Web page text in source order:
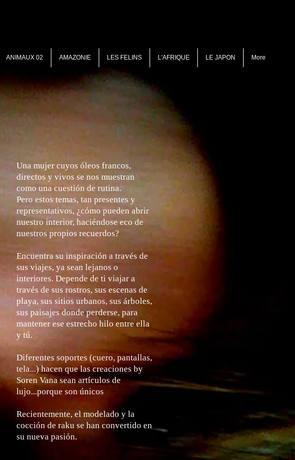
ANIMAUX 02 AMAZONIE LES FELINS L'AFRIQUE LE JAPON More
Una mujer cuyos óleos francos,
directos y vivos se nos muestran
como una cuestión de rutina.
Pero estos temas, tan presentes y
representativos, ¿cómo pueden abrir
nuestro interior, haciéndose eco de
nuestros propios recuerdos?
Encuentra su inspiración a través de
sus viajes, ya sean lejanos o
interiores. Depende de ti viajar a
través de sus rostros, sus escenas de
playa, sus sitios urbanos, sus árboles,
sus paisajes donde perderse, para
mantener ese estrecho hilo entre ella
y tú.
Diferentes soportes (cuero, pantallas,
tela...) hacen que las creaciones by
Soren Vana sean artículos de
lujo...porque son únicos
Recientemente, el modelado y la
cocción de raku se han convertido en
su nueva pasión.